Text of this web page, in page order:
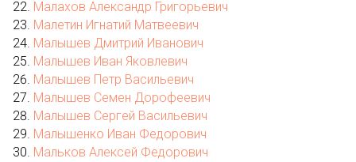
Малахов Александр Григорьевич
Малетин Игнатий Матвеевич
Малышев Дмитрий Иванович
Малышев Иван Яковлевич
Малышев Петр Васильевич
Малышев Семен Дорофеевич
Малышев Сергей Васильевич
Малышенко Иван Федорович
Мальков Алексей Федорович